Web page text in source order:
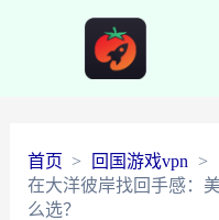
首页
回国游戏vpn
在大洋彼岸找回手感：
么选？